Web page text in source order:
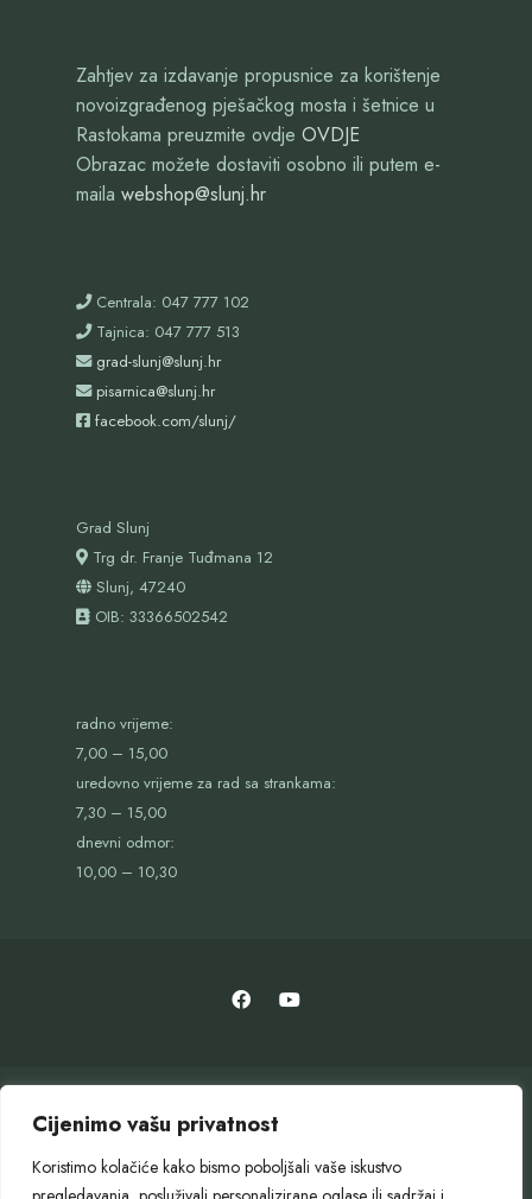
Cijenimo vašu privatnost
Koristimo kolačiće kako bismo poboljšali vaše iskustvo
Zahtjev za izdavanje propusnice za korištenje
novoizgrađenog pješačkog mosta i šetnice u
Rastokama preuzmite ovdje OVDJE
Obrazac možete dostaviti osobno ili putem e-
maila webshop@slunj.hr
Centrala: 047 777 102
Tajnica: 047 777 513
grad-slunj@slunj.hr
pisarnica@slunj.hr
facebook.com/slunj/
Grad Slunj
Trg dr. Franje Tuđmana 12
Slunj, 47240
OIB: 33366502542
radno vrijeme:
7,00 – 15,00
uredovno vrijeme za rad sa strankama:
7,30 – 15,00
dnevni odmor:
10,00 – 10,30
OTVORENI GRAD SLUŽBENI GLASNIK GOSPODARENJE OTPADOM